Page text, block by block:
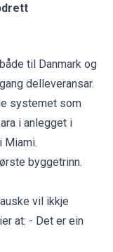
til Danmark og
delleveransar.
systemet som
i anlegget i
Miami.
byggetrinn.
vil ikkje
at: - Det er ein